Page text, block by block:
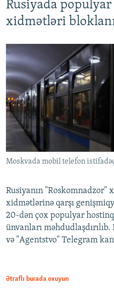
Rusiyada populyar
xidmətləri
Moskvada mobil telefon
Rusiyanın "Roskomnadzor"
xidmətlərinə qarşı
20-dən çox populyar
ünvanları
və "Agentstvo" Telegram
Ətraflı burada oxuyun